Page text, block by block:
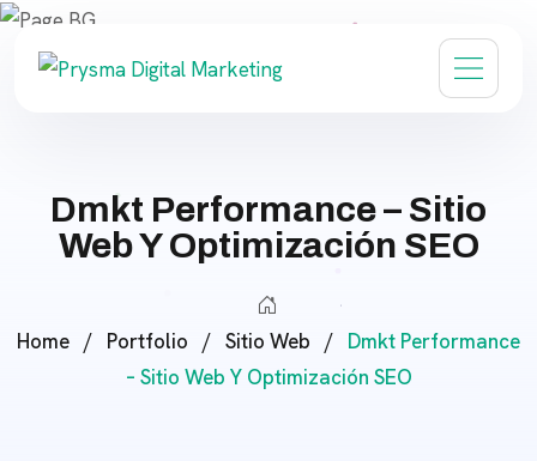
Dmkt Performance – Sitio
Web Y Optimización SEO
Home / Portfolio / Sitio Web / Dmkt Performance
– Sitio Web Y Optimización SEO